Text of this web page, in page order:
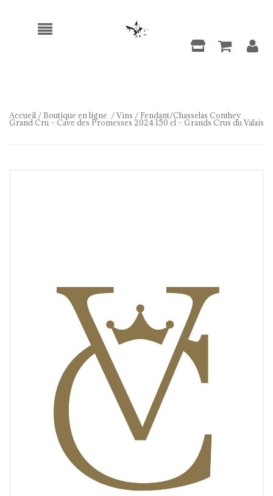
Accueil / Boutique en ligne /Vins / Fendant/Chasselas Conthey
Grand Cru – Cave des Promesses 2024 150 cl – Grands Crus du Valais